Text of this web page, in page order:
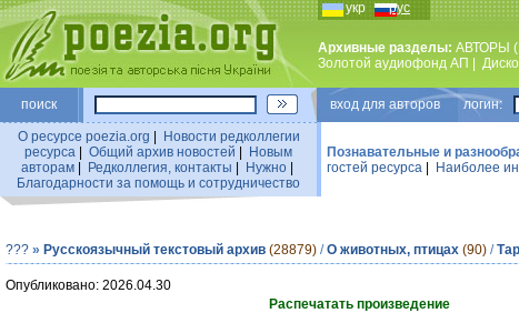
укр рус
Архивные разделы: АВТОРЫ
Золотой аудиофонд АП
поиск вход для авторов логин:
О ресурсе poezia.org
Новости редколлегии
ресурса
Общий архив новостей
Новым
авторам| Редколлегия, контакты Нужно|
Благодарности за помощь и сотрудничество
Познавательные и
гостей ресурса
Наиболее
??? » Русскоязычный текстовый архив (28879) /О животных, птицах (90) /
Опубликовано: 2026.04.30
Распечатать произведение